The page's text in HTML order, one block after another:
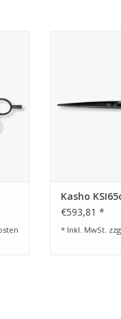
Fein
ZUM
Kasho
€593,81 *
* Inkl. MwSt.